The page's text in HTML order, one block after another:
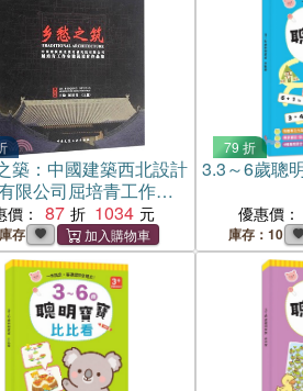
築：中國建築西北設計
限公司屈培青工作室
作品集(上篇)（簡體
價： 87 1034
存
79 折
3.3～6歲聰
優惠價：
庫存：10